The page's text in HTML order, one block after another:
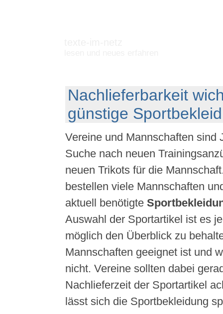
Nachlieferbarkeit
günstige
Vereine und Mannschaften sind
Suche nach neuen
neuen Trikots für die
bestellen viele Mannschaften
aktuell benötigte
Auswahl der Sportartikel ist es
möglich den Überblick zu
Mannschaften geeignet ist und
nicht. Vereine sollten dabei
Nachlieferzeit der Sportartikel
lässt sich die Sportbekleidung